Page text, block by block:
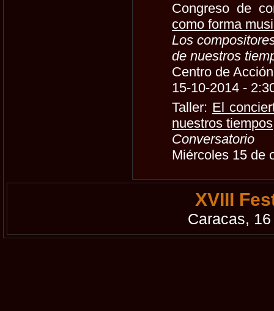
Congreso de
como forma
Los
de nuestros
Centro de
15-10-2014 -
Taller: El
nuestros tiempos
Conversatorio
Miércoles 15 de
XVIII
Caracas,